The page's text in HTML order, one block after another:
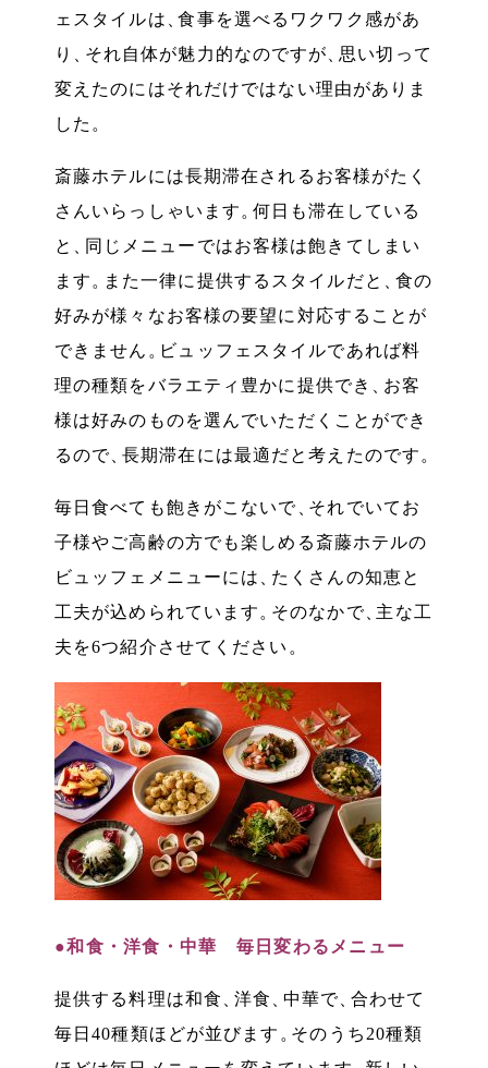
ェスタイルは
、
食事を選べるワクワク感があ
り
、それ自体が魅力的なのですが 、思い切って
変えたのにはそれだけではない理由がありま
した 。
斎藤ホテルには長期滞在されるお客様がたく
さんいらっしゃいます 。何日も滞在している
と
、同じメニューではお客様は飽きてしまい
ます 。また一律に提供するスタイルだと 、食の
好みが様々なお客様の要望に対応することが
できません 。ビュッフェスタイルであれば料
理の種類をバラエティ豊かに提供でき
、お客
様は好みのものを選んでいただくことができ
るので 、
長期滞在には最適だと考えたのです 。
毎日食べても飽きがこないで 、それでいてお
子様やご高齢の方でも楽しめる斎藤ホテルの
ビュッフェメニューには
、たくさんの知恵と
工夫が込められています 。そのなかで、主な工
夫を6つ紹介させてください 。
●和食・洋食・中華 毎日変わるメニュー
提供する料理は和食 、洋食 、中華で 、合わせて
毎日40種類ほどが並びます 。そのうち20種類